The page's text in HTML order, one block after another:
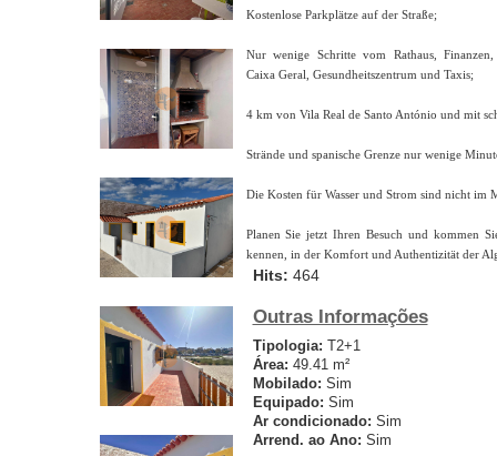
Kostenlose Parkplätze auf der Straße;
Nur wenige Schritte vom Rathaus,
Caixa Geral, Gesundheitszentrum und Taxis;
4 km von Vila Real de Santo António und mit
Strände und spanische Grenze nur wenige
Die Kosten für Wasser und Strom sind nicht im
Planen Sie jetzt Ihren Besuch und kommen
kennen, in der Komfort und Authentizität der
Hits: 464
Outras Informações
Tipologia: T2+1
Área: 49.41 m²
Mobilado: Sim
Equipado: Sim
Ar condicionado: Sim
Arrend. ao Ano: Sim